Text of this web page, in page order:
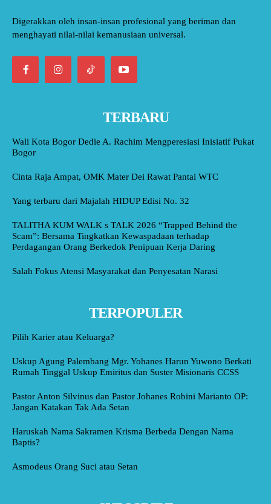
Digerakkan oleh insan-insan profesional yang beriman dan
menghayati nilai-nilai kemanusiaan universal.
TERBARU
Wali Kota Bogor Dedie A. Rachim Mengperesiasi Inisiatif Pukat
Bogor
Cinta Raja Ampat, OMK Mater Dei Rawat Pantai WTC
Yang terbaru dari Majalah HIDUP Edisi No. 32
TALITHA KUM WALK s TALK 2026 “Trapped Behind the
Scam”: Bersama Tingkatkan Kewaspadaan terhadap
Perdagangan Orang Berkedok Penipuan Kerja Daring
Salah Fokus Atensi Masyarakat dan Penyesatan Narasi
TERPOPULER
Pilih Karier atau Keluarga?
Uskup Agung Palembang Mgr. Yohanes Harun Yuwono Berkati
Rumah Tinggal Uskup Emiritus dan Suster Misionaris CCSS
Pastor Anton Silvinus dan Pastor Johanes Robini Marianto OP:
Jangan Katakan Tak Ada Setan
Haruskah Nama Sakramen Krisma Berbeda Dengan Nama
Baptis?
Asmodeus Orang Suci atau Setan